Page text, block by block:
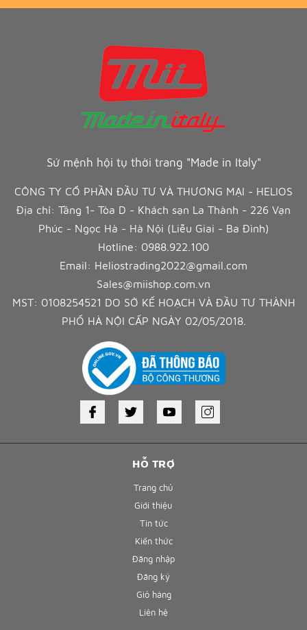
HỖ TRỢ
Trang chủ
Giới thiệu
Tin tức
Kiến thức
Đăng nhập
Đăng ký
Giỏ hàng
Liên hệ
Sứ mệnh hội tụ thời trang "Made in Italy"
CÔNG TY CỔ PHẦN ĐẦU TƯ VÀ THƯƠNG MẠI - HELIOS
Địa chỉ: Tầng 1- Tòa D - Khách sạn La Thành - 226 Vạn
Phúc - Ngọc Hà - Hà Nội (Liễu Giai - Ba Đình)
Hotline: 0988.922.100
Email: Heliostrading2022@gmail.com
Sales@miishop.com.vn
MST: 0108254521 DO SỞ KẾ HOẠCH VÀ ĐẦU TƯ THÀNH
PHỐ HÀ NỘI CẤP NGÀY 02/05/2018.